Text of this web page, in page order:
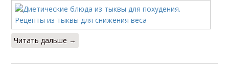
Читать дальше →